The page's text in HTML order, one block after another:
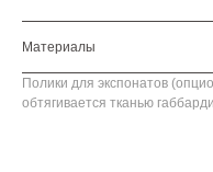
Материалы
Полики для экспонатов
обтягивается тканью